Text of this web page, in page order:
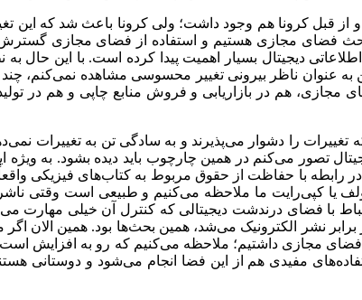
از قبل کرونا هم وجود داشت؛ ولی کرونا باعث شد که این
فضای مجازی هستیم و استفاده از فضای مجازی
دیجیتال بسیار اهمیت پیدا کرده است. با این حال
ناظر بیرونی تغییر محسوسی مشاهده نمی‌کنم، چند
هم در بازاریابی و فروش منابع چاپی و هم در
را دشوار می‌پذیرند و به سادگی تن به تغییرات
تصور می‌کنم در همین چارچوب باید دیده بشود. به
یا کپی‌رایت ما ملاحظه می‌کنیم و طبیعی است وقتی
فضای درندشت دیجیتالی که کنترل آن خیلی مهارت
نشر الکترونیک می‌شد، همین بحث‌ها بود. همین الان اگر
مجازی داشتیم؛ ملاحظه می‌کنیم که رو به افزایش
مفیدی هم از این فضا انجام می‌شود و دوستانی